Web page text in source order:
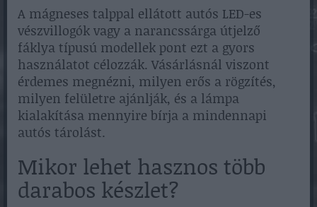
A mágneses talppal ellátott autós LED-es
vészvillogók vagy a narancssárga útjelző
fáklya típusú modellek pont ezt a gyors
használatot célozzák. Vásárlásnál viszont
érdemes megnézni, milyen erős a rögzítés,
milyen felületre ajánlják, és a lámpa
kialakítása mennyire bírja a mindennapi
autós tárolást.
Mikor lehet hasznos több
darabos készlet?